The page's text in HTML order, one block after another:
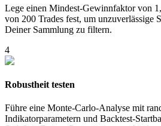
Lege einen Mindest-Gewinnfaktor von
von 200 Trades fest, um unzuverlässige
Deiner Sammlung zu filtern.
4
Robustheit testen
Führe eine Monte-Carlo-Analyse mit
Indikatorparametern und Backtest-